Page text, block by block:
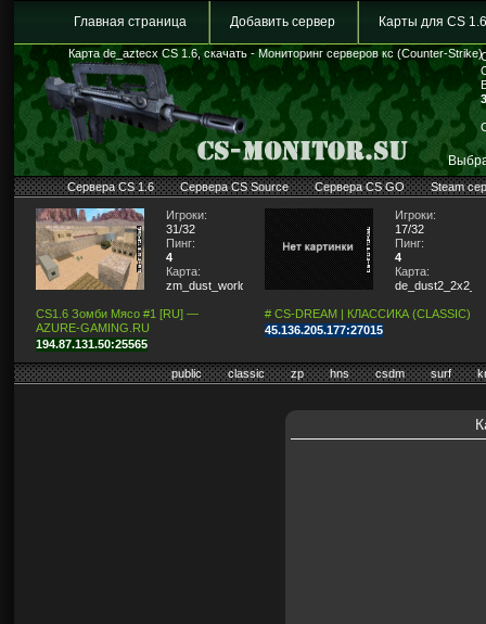
Главная страница Добавить сервер Карты для CS 1.6
Карта de_aztecx CS 1.6, скачать - Мониторинг серверов кс (Counter-Strike)
Сервера CS 1.6 Сервера CS Source Сервера CS GO Steam
Игроки:
31/32
Пинг:
4
Карта:
zm_dust_world
CS1.6 Зомби Мясо #1 [RU] —
AZURE-GAMING.RU
194.87.131.50:25565
Игроки:
17/32
Пинг:
4
Карта:
# CS-DREAM | КЛАССИКА (CLASSIC)
45.136.205.177:27015
public classic zp hns csdm surf